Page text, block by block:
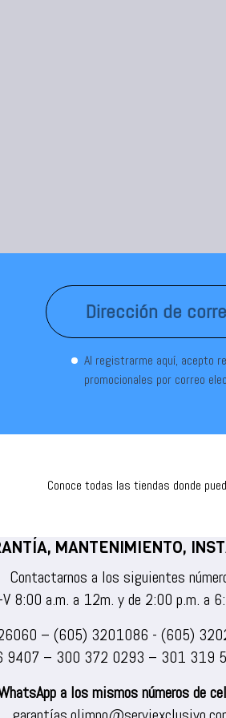
Al registrarme aquí, acepto
promocionales por correo
Conoce todas las tiendas donde
MANTENIMIENTO,
Contactarnos a los siguientes
8:00 a.m. a 12m. y de 2:00 p.m. a
– (605) 3201086 - (605)
9407 – 300 372 0293 – 301 319
a los mismos números de